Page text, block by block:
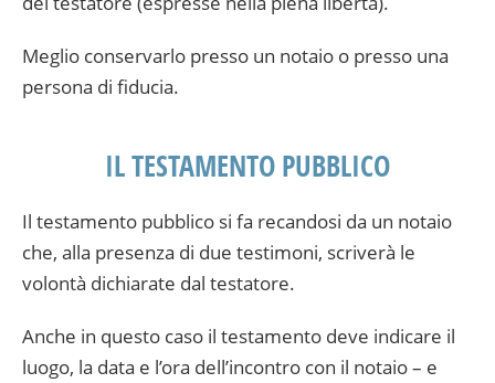
Meglio conservarlo presso un notaio o presso una
persona di fiducia.
IL TESTAMENTO PUBBLICO
Il testamento pubblico si fa recandosi da un notaio
che, alla presenza di due testimoni, scriverà le
volontà dichiarate dal testatore.
Anche in questo caso il testamento deve indicare il
luogo, la data e l’ora dell’incontro con il notaio – e